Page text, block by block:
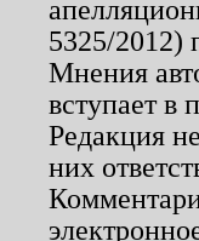
5325/2012)
Мнения
вступает в
Редакция
них